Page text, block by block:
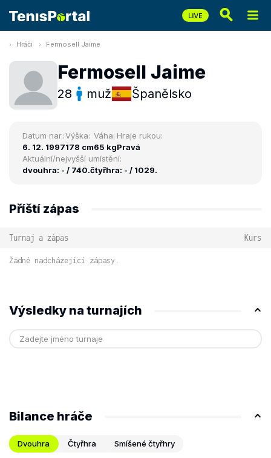
Hráči Fermosell Jaime
Fermosell Jaime
28 muž Španělsko
Datum nar.:
6. 12. 1997
Výška:
178 cm
Váha:
65 kg
Hraje rukou:
Pravá
Aktuální/nejvyšší umístění:
dvouhra: - / 740.čtyřhra: - / 1029.
Příští zápas
Turnaj a zápas Kurs
Žádné nadcházející zápasy.
Výsledky na turnajích
Bilance hráče
Dvouhra Čtyřhra Smíšené čtyřhry